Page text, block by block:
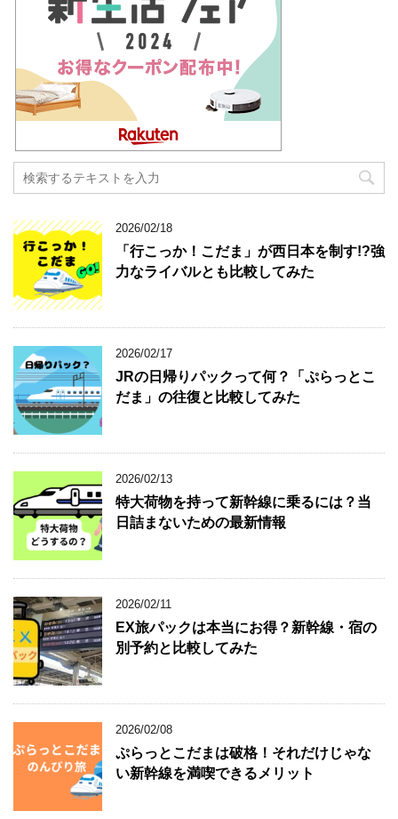
2026/02/18
「行こっか！こだま」が西日本を制す!?強
力なライバルとも比較してみた
2026/02/17
JRの日帰りパックって何？「ぷらっとこ
だま」の往復と比較してみた
2026/02/13
特大荷物を持って新幹線に乗るには？当
日詰まないための最新情報
2026/02/11
EX旅パックは本当にお得？新幹線・宿の
別予約と比較してみた
2026/02/08
ぷらっとこだまは破格！それだけじゃな
い新幹線を満喫できるメリット